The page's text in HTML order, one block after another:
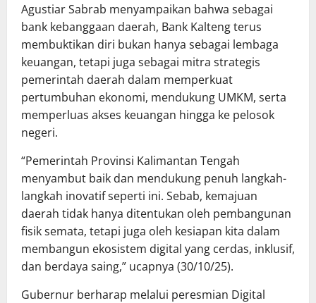
Agustiar Sabrab menyampaikan bahwa sebagai
bank kebanggaan daerah, Bank Kalteng terus
membuktikan diri bukan hanya sebagai lembaga
keuangan, tetapi juga sebagai mitra strategis
pemerintah daerah dalam memperkuat
pertumbuhan ekonomi, mendukung UMKM, serta
memperluas akses keuangan hingga ke pelosok
negeri.
“Pemerintah Provinsi Kalimantan Tengah
menyambut baik dan mendukung penuh langkah-
langkah inovatif seperti ini. Sebab, kemajuan
daerah tidak hanya ditentukan oleh pembangunan
fisik semata, tetapi juga oleh kesiapan kita dalam
membangun ekosistem digital yang cerdas, inklusif,
dan berdaya saing,” ucapnya (30/10/25).
Gubernur berharap melalui peresmian Digital